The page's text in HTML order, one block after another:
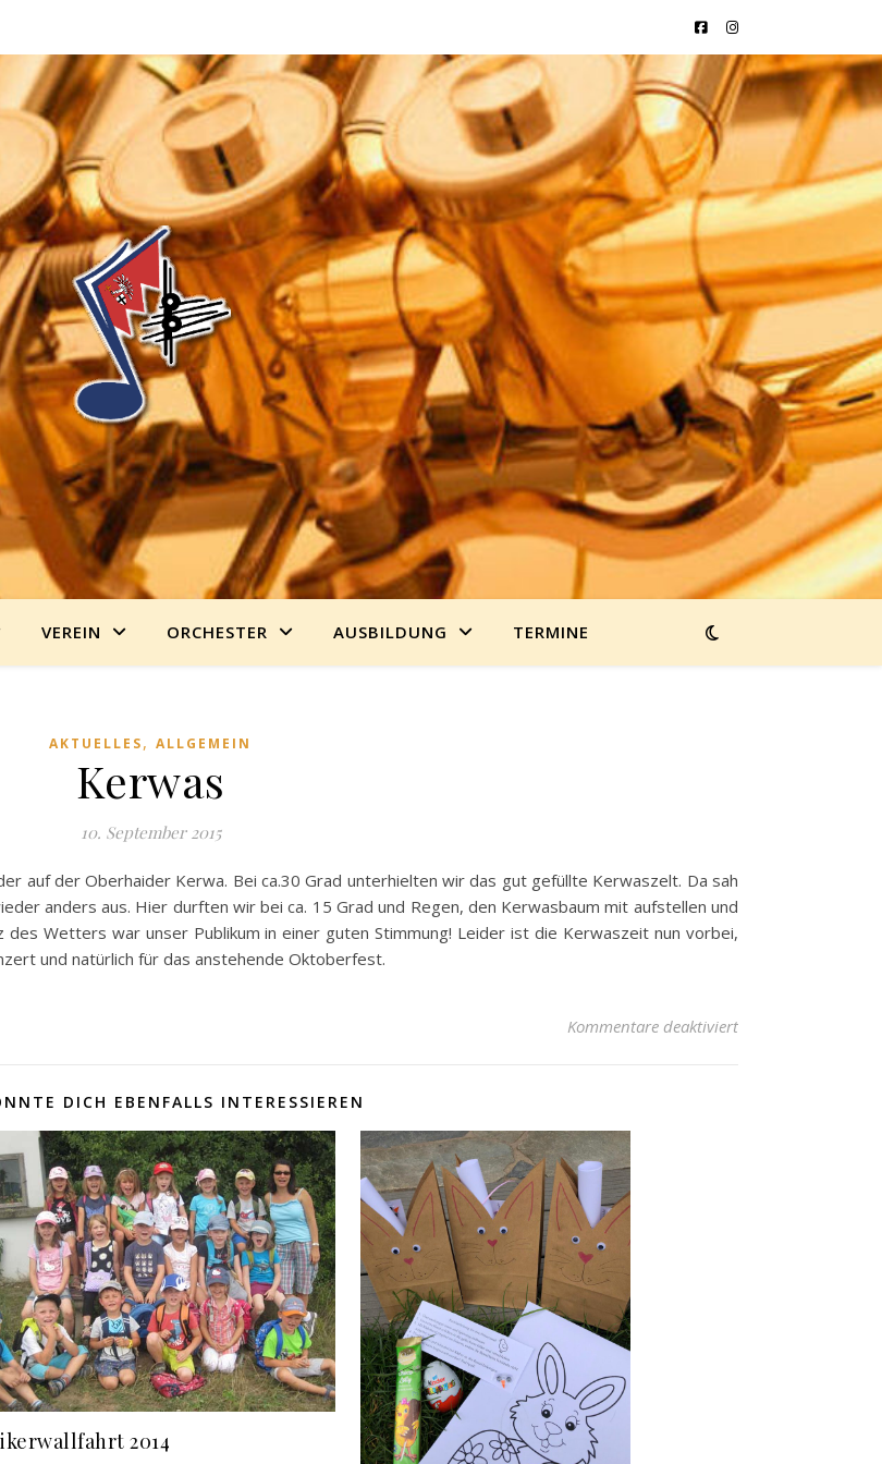
VEREIN ORCHESTER AUSBILDUNG TERMINE
AKTUELLES, ALLGEMEIN
Kerwas
10. September 2015
auf der Oberhaider Kerwa. Bei ca.30 Grad unterhielten wir das gut gefüllte Kerwaszelt. Da sah
anders aus. Hier durften wir bei ca. 15 Grad und Regen, den Kerwasbaum mit aufstellen und
Wetters war unser Publikum in einer guten Stimmung! Leider ist die Kerwaszeit nun vorbei,
und natürlich für das anstehende Oktoberfest.
Kommentare deaktiviertfür Kerwas
DICH EBENFALLS INTERESSIEREN
2014